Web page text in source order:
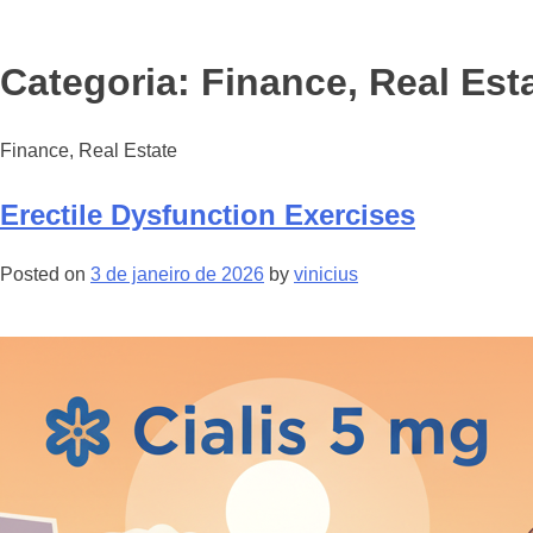
Categoria: Finance, Real
Finance, Real Estate
Erectile Dysfunction Exercises
Posted on 3 de janeiro de 2026 by vinicius